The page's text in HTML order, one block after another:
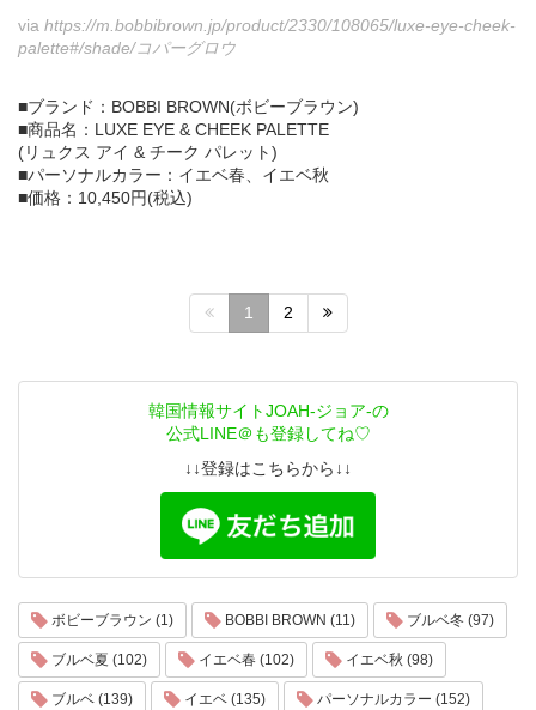
via https://m.bobbibrown.jp/product/2330/108065/luxe-eye-cheek-
palette#/shade/コパーグロウ
■ブランド：BOBBI BROWN(ボビーブラウン)
■商品名：LUXE EYE & CHEEK PALETTE
(リュクス アイ & チーク パレット)
■パーソナルカラー：イエベ春、イエベ秋
■価格：10,450円(税込)
1 2
韓国情報サイトJOAH-ジョア-の
公式LINE＠も登録してね♡
↓↓登録はこちらから↓↓
ボビーブラウン (1) BOBBI BROWN (11) ブルベ冬 (97)
ブルベ夏 (102) イエベ春 (102) イエベ秋 (98)
ブルベ (139) イエベ (135) パーソナルカラー (152)